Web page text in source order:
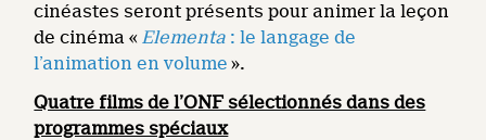
cinéastes seront présents pour animer la leçon
de cinéma « Elementa : le langage de
l’animation en volume ».
Quatre films de l’ONF sélectionnés dans des
programmes spéciaux